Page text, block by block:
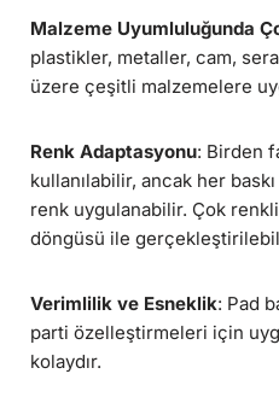
Malzeme Uyumluluğunda
plastikler, metaller, cam,
üzere çeşitli malzemelere
Renk Adaptasyonu: Birden
kullanılabilir, ancak her
renk uygulanabilir. Çok
döngüsü ile
Verimlilik ve Esneklik: Pad
parti özelleştirmeleri için
kolaydır.